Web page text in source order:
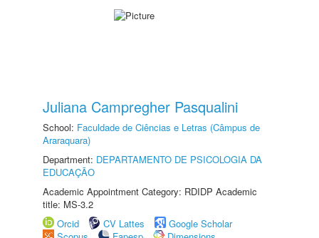
Juliana Campregher Pasqualini
School: Faculdade de Ciências e Letras (Câmpus de
Araraquara)
Department: DEPARTAMENTO DE PSICOLOGIA DA
EDUCAÇÃO
Academic Appointment Category: RDIDP Academic
title: MS-3.2
Orcid
CV Lattes
Google Scholar